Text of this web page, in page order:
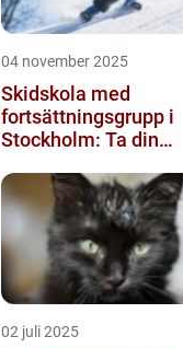
04 november 2025
Skidskola med
fortsättningsgrupp i
Stockholm: Ta din
02 juli 2025